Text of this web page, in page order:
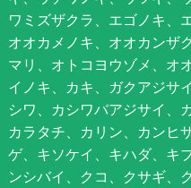
ワミズザクラ、エゴノキ、
オオカメノキ、オオカンザ
マリ、オトコヨウゾメ、オ
イノキ、カキ、ガクアジサ
シワ、カシワバアジサイ、
カラタチ、カリン、カンヒ
ゲ、キソケイ、キハダ、キ
ンシバイ、クコ、クサギ、